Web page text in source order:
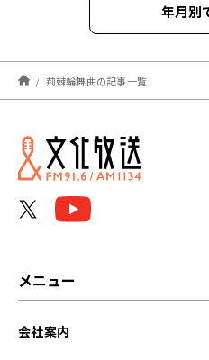
年月別
2022年07月
2022年06月
荊棘輪舞曲の記事一覧
メニュー
会社案内